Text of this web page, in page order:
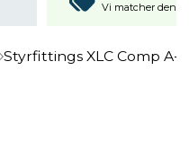
Vi matcher den
Styrfittings XLC Comp A-